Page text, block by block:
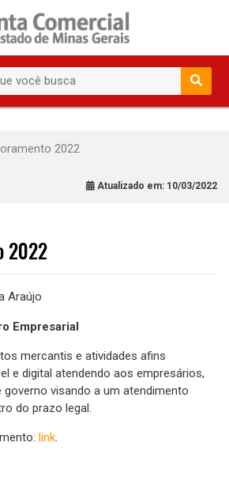
2022
Atualizado em: 10/03/2022
2022
Araújo
Empresarial
mercantis e atividades afins
e digital atendendo aos empresários,
visando a um atendimento
do prazo legal.
link.